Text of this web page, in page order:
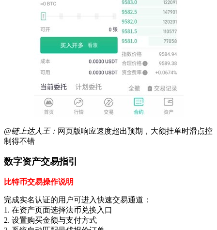
@链上达人王： 网页版响应速度超出预期，大额挂单时滑点控
制得不错
数字资产交易指引
比特币交易操作说明
完成实名认证的用户可进入快速交易通道：
1. 在资产页面选择法币兑换入口
2. 设置购买金额与支付方式